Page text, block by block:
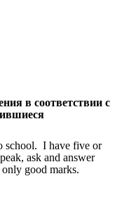
в соответствии с
school. I have five or
ask and answer
good marks.